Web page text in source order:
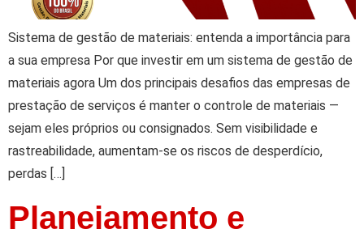
Sistema de gestão de materiais: entenda a importância para
a sua empresa Por que investir em um sistema de gestão de
materiais agora Um dos principais desafios das empresas de
prestação de serviços é manter o controle de materiais —
sejam eles próprios ou consignados. Sem visibilidade e
rastreabilidade, aumentam-se os riscos de desperdício,
perdas […]
Planejamento e